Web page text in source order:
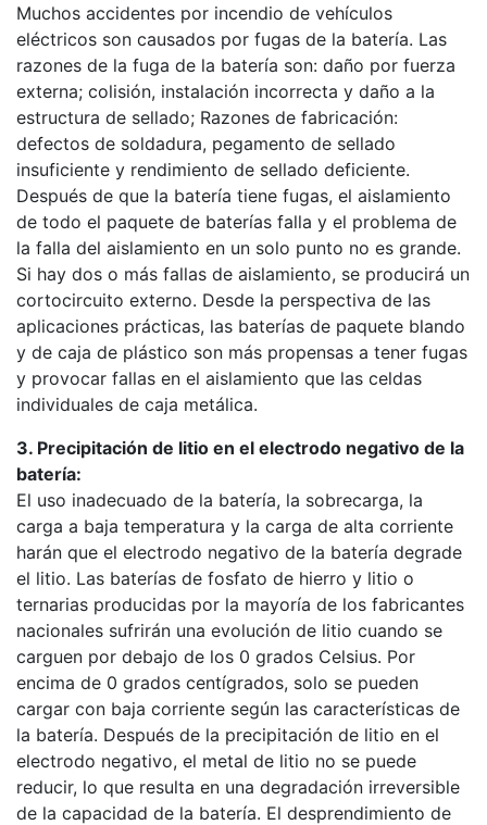
Muchos accidentes por incendio de vehículos
eléctricos son causados ​​por fugas de la batería. Las
razones de la fuga de la batería son: daño por fuerza
externa; colisión, instalación incorrecta y daño a la
estructura de sellado; Razones de fabricación:
defectos de soldadura, pegamento de sellado
insuficiente y rendimiento de sellado deficiente.
Después de que la batería tiene fugas, el aislamiento
de todo el paquete de baterías falla y el problema de
la falla del aislamiento en un solo punto no es grande.
Si hay dos o más fallas de aislamiento, se producirá un
cortocircuito externo. Desde la perspectiva de las
aplicaciones prácticas, las baterías de paquete blando
y de caja de plástico son más propensas a tener fugas
y provocar fallas en el aislamiento que las celdas
individuales de caja metálica.
3. Precipitación de litio en el electrodo negativo de la
batería:
El uso inadecuado de la batería, la sobrecarga, la
carga a baja temperatura y la carga de alta corriente
harán que el electrodo negativo de la batería degrade
el litio. Las baterías de fosfato de hierro y litio o
ternarias producidas por la mayoría de los fabricantes
nacionales sufrirán una evolución de litio cuando se
carguen por debajo de los 0 grados Celsius. Por
encima de 0 grados centígrados, solo se pueden
cargar con baja corriente según las características de
la batería. Después de la precipitación de litio en el
electrodo negativo, el metal de litio no se puede
reducir, lo que resulta en una degradación irreversible
de la capacidad de la batería. El desprendimiento de